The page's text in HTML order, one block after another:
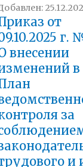
от
г.
внесении
в
за
и